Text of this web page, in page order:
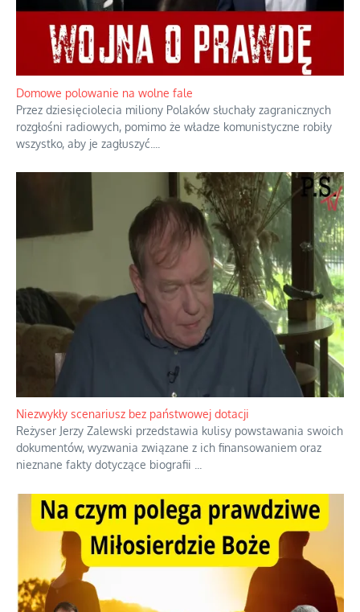
Mrożony owocowy zawrót głowy w
marketach
Domowe polowanie na wolne fale
Przez dziesięciolecia miliony Polaków słuchały zagranicznych
rozgłośni radiowych, pomimo że władze komunistyczne robiły
wszystko, aby je zagłuszyć....